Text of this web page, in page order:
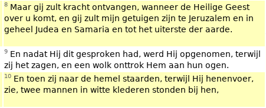
8 Maar gij zult kracht ontvangen, wanneer de Heilige Geest
over u komt, en gij zult mijn getuigen zijn te Jeruzalem en in
geheel Judea en Samaria en tot het uiterste der aarde.
9 En nadat Hij dit gesproken had, werd Hij opgenomen, terwijl
zij het zagen, en een wolk onttrok Hem aan hun ogen.
10 En toen zij naar de hemel staarden, terwijl Hij henenvoer,
zie, twee mannen in witte klederen stonden bij hen,